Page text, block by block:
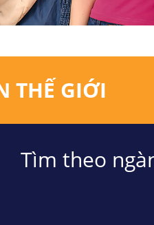
THẾ GIỚI
Tìm theo